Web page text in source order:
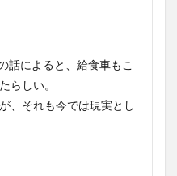
話によると、給食車もこ
らしい。
、それも今では現実とし